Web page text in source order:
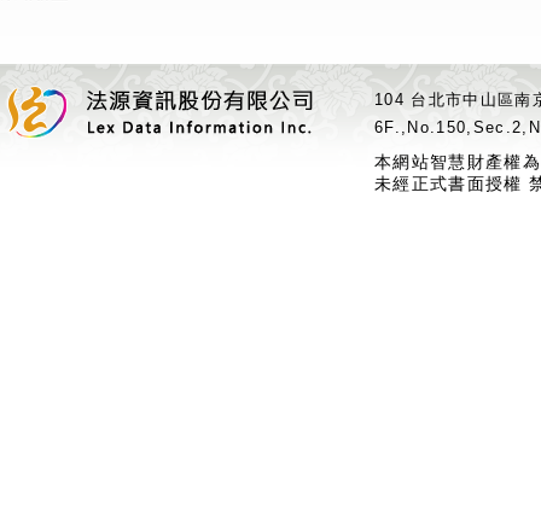
104 台北市中山區
本網站智慧財產權
未經正式書面授權